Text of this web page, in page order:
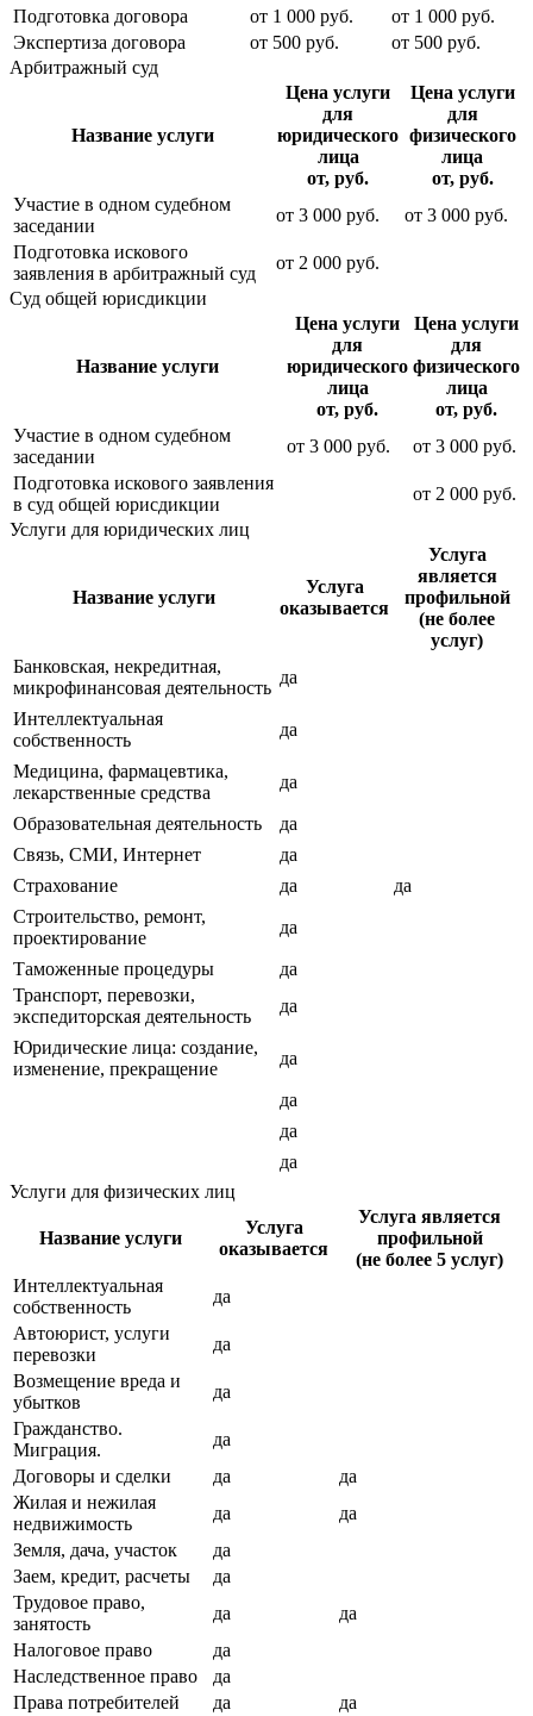
Подготовка договора от 1 000 руб. от 1 000 руб.
Экспертиза договора
от 500 руб. от 500 руб.
Арбитражный суд
Название услуги
Цена услуги
для
юридического
лица
от, руб.
Цена услуги
для
физического
лица
от, руб.
Участие в одном судебном
заседании
от 3 000 руб. от 3 000 руб.
Подготовка искового
заявления в арбитражный суд
от 2 000 руб.
Суд общей юрисдикции
Название услуги
Цена услуги
для
юридического
лица
от, руб.
Цена услуги
для
физического
лица
от, руб.
Участие в одном судебном
заседании
от 3 000 руб. от 3 000 руб.
Подготовка искового заявления
в суд общей юрисдикции
от 2 000 руб.
Услуги для юридических лиц
Название услуги
Услуга
оказывается
Услуга
является
профильной
(не более
услуг)
Банковская, некредитная,
микрофинансовая деятельность
да
Интеллектуальная
собственность
да
Медицина, фармацевтика,
лекарственные средства
да
Образовательная деятельность
да
Связь, СМИ, Интернет
да
Страхование
да
да
Строительство, ремонт,
проектирование
да
Таможенные процедуры
да
Транспорт, перевозки,
экспедиторская деятельность
да
Юридические лица: создание,
изменение, прекращение
да
да
да
да
Услуги для физических лиц
Название услуги
Услуга
оказывается
Услуга является
профильной
(не более 5 услуг)
Интеллектуальная
собственность
да
Автоюрист, услуги
перевозки
да
Возмещение вреда и
убытков
да
Гражданство.
Миграция.
да
Договоры и сделки
да
да
Жилая и нежилая
недвижимость
да
да
Земля, дача, участок
да
Заем, кредит, расчеты
да
Трудовое право,
занятость
да
да
Налоговое право
да
Наследственное право
да
Права потребителей
да
да